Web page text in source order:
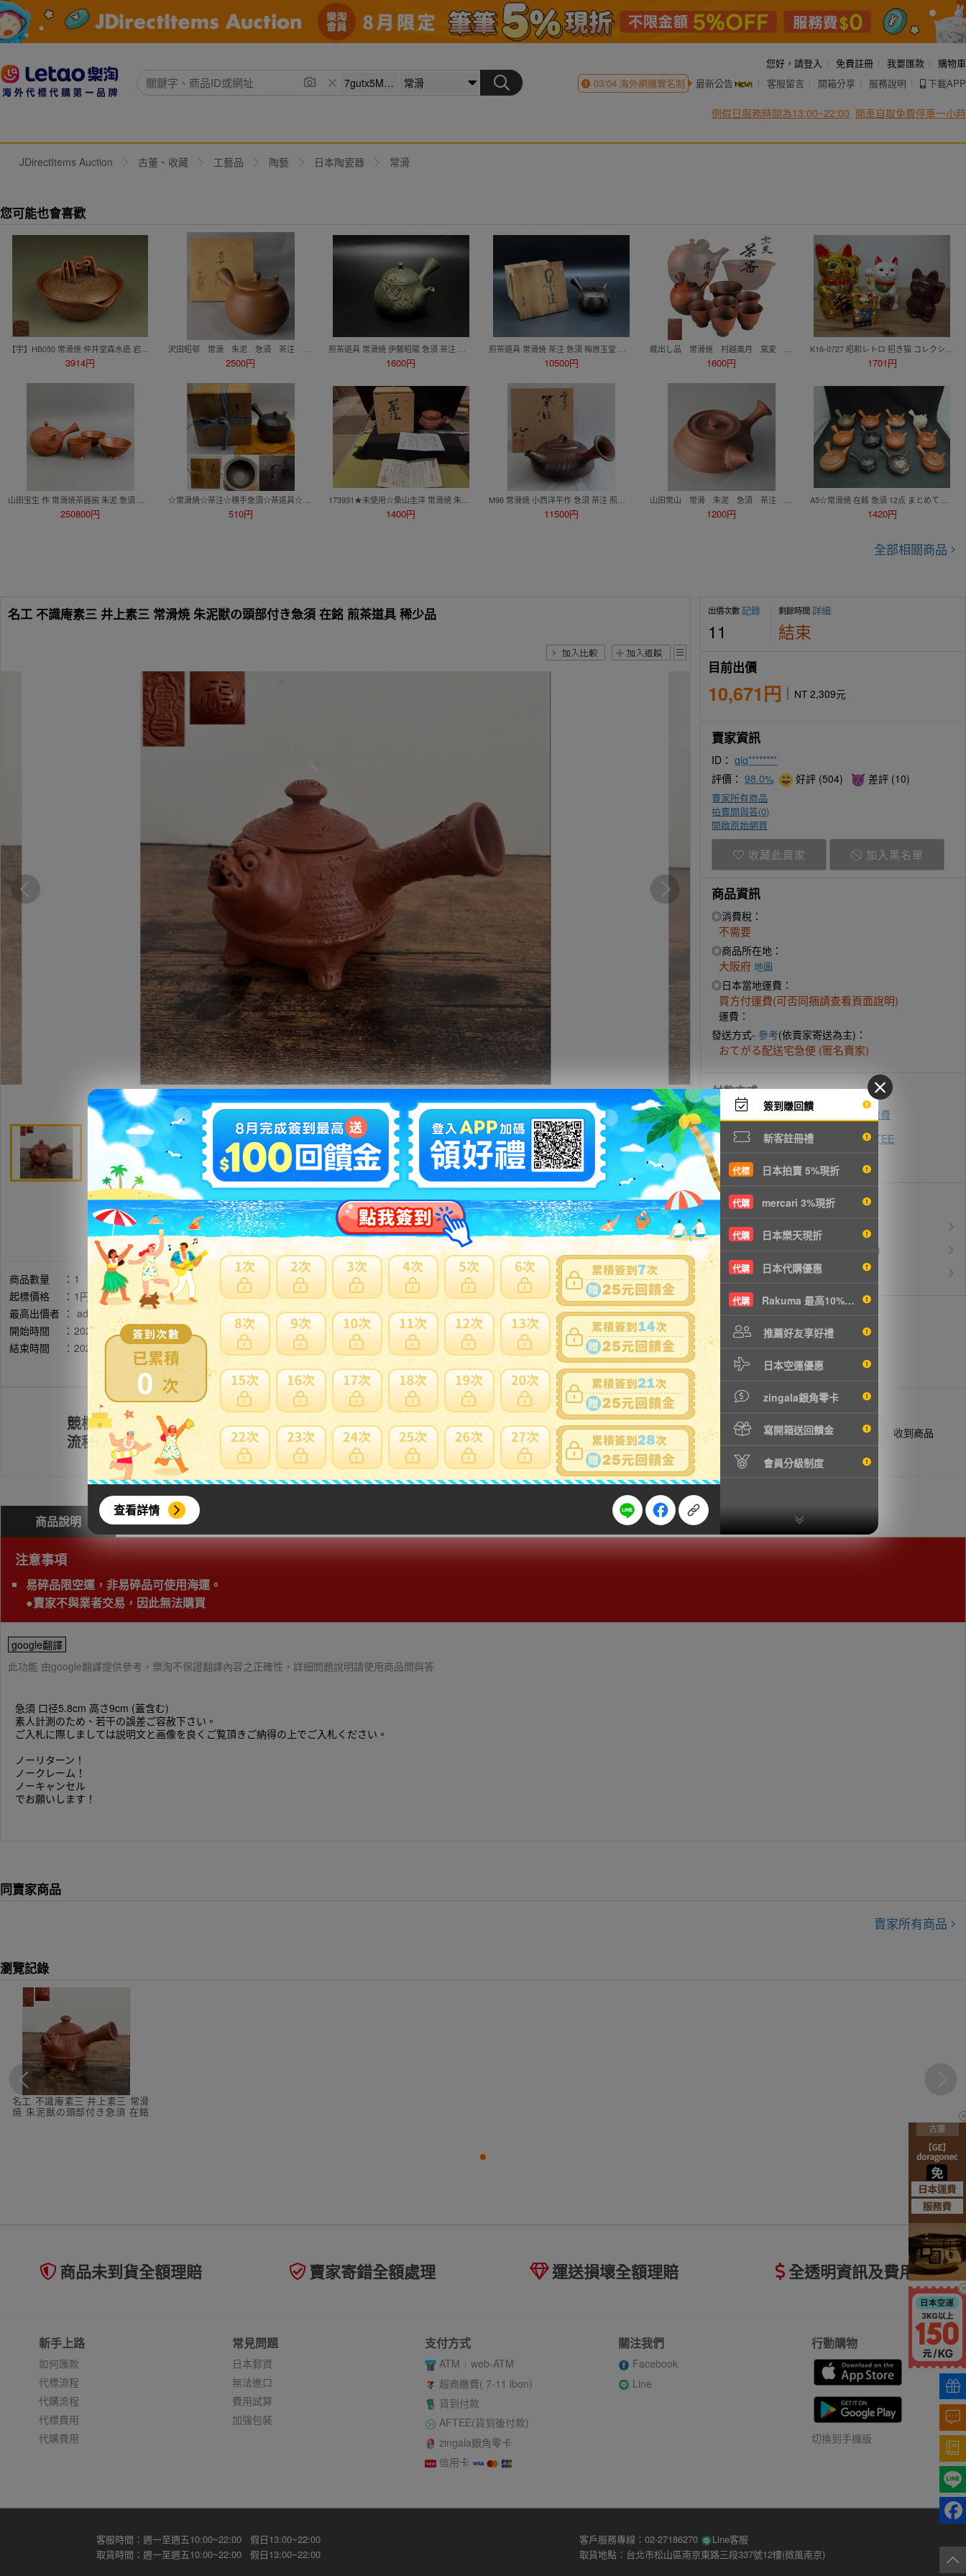
0
查看詳情
簽到賺回饋
新客註冊禮
代標 日本拍賣 5%現折
代購 mercari 3%現折
代購 日本樂天現折
代購 日本代購優惠
代購 Rakuma 最高10%現折
推薦好友享好禮
日本空運優惠
zingala銀角零卡
寫開箱送回饋金
會員分級制度
您好， 請登入 免費註冊 我要匯款
購物車
03/04海外網購實名制 最新公告 客服留言 開箱分享 服務說明 下載APP
例假日服務時間為13:00~22:00 開車自取免費停車一小時
JDirectItems Auction 古董、收藏 工藝品 陶藝 日本陶瓷器 常滑
您可能也會喜歡
3914円 2500円 1600円 10500円 1600円 1701円
250800円 510円 1400円 11500円 1200円 1420円
全部相關商品
名工 不識庵素三 井上素三 常滑焼 朱泥獣の頭部付き急須 在銘 煎茶道具 稀少品
商品數量 ： 1
起標價格
： 1円
最高出價者 ： ado******** / 評價:14778
開始時間
： 2026年05月09日 11時07分(台灣時間)
結束時間
： 2026年05月16日 21時12分(台灣時間)
拍賣編號 ：e1229294916
商品新舊
：有傷損和汙損(在描述中說明)(說明
自動延長
：有
認証限制
：否
提前結束
：有
可否退貨
：否
出價次數記錄
11
剩餘時間詳細
結束
目前出價
10,671円 NT 2,309元
賣家資訊
ID：qiq********
評價：98.0% 好評 (504) 差評 (10)
賣家所有商品
拍賣問與答(0)
開啟原始網頁
收藏此賣家 加入黑名單
商品資訊
◎消費稅：
不需要
◎商品所在地：
大阪府 地圖
◎日本當地運費：
買方付運費(可否同捆請查看頁面說明)
運費：
發送方式- 參考(依賣家寄送為主)：
おてがる配送宅急便 (匿名賣家)
付款方式
即時付款 ATM轉帳 超商代碼繳費
先買後付 zingala銀角零卡 AFTEE
信用卡付款
優惠活動
免服務費 所有訂單服務費$0
空運優惠 運費$150/KG起(以克計價)
VIP會員 白金會員升等優惠
競標
流程
註冊會員 出價競標 得標填寫委託單 商品抵台通知出貨 收到商品
商品說明 問與答(0)
注意事項
易碎品限空運，非易碎品可使用海運。
●賣家不與業者交易，因此無法購買
google翻譯
此功能 由google翻譯提供參考，樂淘不保證翻譯內容之正確性，詳細問題說明請使用商品問與答
急須 口径5.8cm 高さ9cm (蓋含む)
素人計測のため、若干の誤差ご容赦下さい。
ご入札に際しましては説明文と画像を良くご覧頂きご納得の上でご入札ください。
ノーリターン！
ノークレーム！
ノーキャンセル
でお願いします！
同賣家商品
賣家所有商品
瀏覽記錄
名工 不識庵素三 井上素三 常滑
焼 朱泥獣の頭部付き急須 在銘
商品未到貨全額理賠 賣家寄錯全額處理 運送損壞全額理賠 全透明資訊及費用
新手上路
如何匯款
代標流程
代購流程
代標費用
代購費用
常見問題
日本郵資
無法進口
費用試算
加強包裝
支付方式
ATM
web-ATM
超商繳費( 7-11 ibon)
貨到付款
AFTEE(貨到後付款)
zingala銀角零卡
信用卡
關注我們
Facebook
Line
行動購物
切換到手機版
客服時間：週一至週五10:00~22:00 假日13:00~22:00
取貨時間：週一至週五10:00~22:00 假日13:00~22:00
客戶服務專線：02-27186270
Line客服
取貨地點：台北市松山區南京東路三段337號12樓(微風南京)